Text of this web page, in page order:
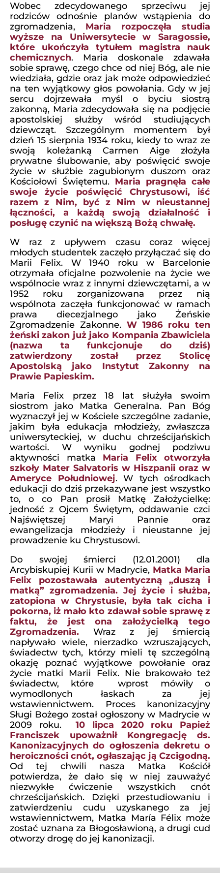
Wobec zdecydowanego sprzeciwu jej
rodziców odnośnie planów wstąpienia do
zgromadzenia, Maria rozpoczęła studia
wyższe na Uniwersytecie w Saragossie,
które ukończyła tytułem magistra nauk
chemicznych. Maria doskonale zdawała
sobie sprawę, czego chce od niej Bóg, ale nie
wiedziała, gdzie oraz jak może odpowiedzieć
na ten wyjątkowy głos powołania. Gdy w jej
sercu dojrzewała myśl o byciu siostrą
zakonną, Maria zdecydowała się na podjęcie
apostolskiej służby wśród studiujących
dziewcząt. Szczególnym momentem był
dzień 15 sierpnia 1934 roku, kiedy to wraz ze
swoją koleżanką Carmen Aige złożyła
prywatne ślubowanie, aby poświęcić swoje
życie w służbie zagubionym duszom oraz
Kościołowi Świętemu. Maria pragnęła całe
swoje życie poświęcić Chrystusowi, iść
razem z Nim, być z Nim w nieustannej
łączności, a każdą swoją działalność i
posługę czynić na większą Bożą chwałę.
W raz z upływem czasu coraz więcej
młodych studentek zaczęło przyłączać się do
Marii Felix. W 1940 roku w Barcelonie
otrzymała oficjalne pozwolenie na życie we
wspólnocie wraz z innymi dziewczętami, a w
1952 roku zorganizowana przez nią
wspólnota zaczęła funkcjonować w ramach
prawa diecezjalnego jako Żeńskie
Zgromadzenie Zakonne. W 1986 roku ten
żeński zakon już jako Kompania Zbawiciela
(nazwa ta funkcjonuje do dziś)
zatwierdzony został przez Stolicę
Apostolską jako Instytut Zakonny na
Prawie Papieskim.
Maria Felix przez 18 lat służyła swoim
siostrom jako Matka Generalna. Pan Bóg
wyznaczył jej w Kościele szczególne zadanie,
jakim była edukacja młodzieży, zwłaszcza
uniwersyteckiej, w duchu chrześcijańskich
wartości. W wyniku godnej podziwu
aktywności matka Maria Felix otworzyła
szkoły Mater Salvatoris w Hiszpanii oraz w
Ameryce Południowej. W tych ośrodkach
edukacji do dziś przekazywane jest wszystko
to, o co Pan prosił Matkę Założycielkę:
jedność z Ojcem Świętym, oddawanie czci
Najświętszej Maryi Pannie oraz
ewangelizacja młodzieży i nieustanne jej
prowadzenie ku Chrystusowi.
Do swojej śmierci (12.01.2001) dla
Arcybiskupiej Kurii w Madrycie, Matka Maria
Felix pozostawała autentyczną „duszą i
matką” zgromadzenia. Jej życie i służba,
zatopiona w Chrystusie, była tak cicha i
pokorna, iż mało kto zdawał sobie sprawę z
faktu, że jest ona założycielką tego
Zgromadzenia. Wraz z jej śmiercią
napływało wiele, nierzadko wzruszających,
świadectw tych, którzy mieli tę szczególną
okazję poznać wyjątkowe powołanie oraz
życie matki Marii Felix. Nie brakowało też
świadectw, które wprost mówiły o
wymodlonych łaskach za jej
wstawiennictwem. Proces kanonizacyjny
Sługi Bożego został ogłoszony w Madrycie w
2009 roku.10 lipca 2020 roku Papież
Franciszek upoważnił Kongregację ds.
Kanonizacyjnych do ogłoszenia dekretu o
heroiczności cnót, ogłaszając ją Czcigodną.
Od tej chwili nasza Matka Kościół
potwierdza, że ​​dało się w niej zauważyć
niezwykłe ćwiczenie wszystkich cnót
chrześcijańskich. Dzięki przestudiowaniu i
zatwierdzeniu cudu uzyskanego za jej
wstawiennictwem, Matka María Félix może
zostać uznana za Błogosławioną, a drugi cud
otworzy drogę do jej kanonizacji.